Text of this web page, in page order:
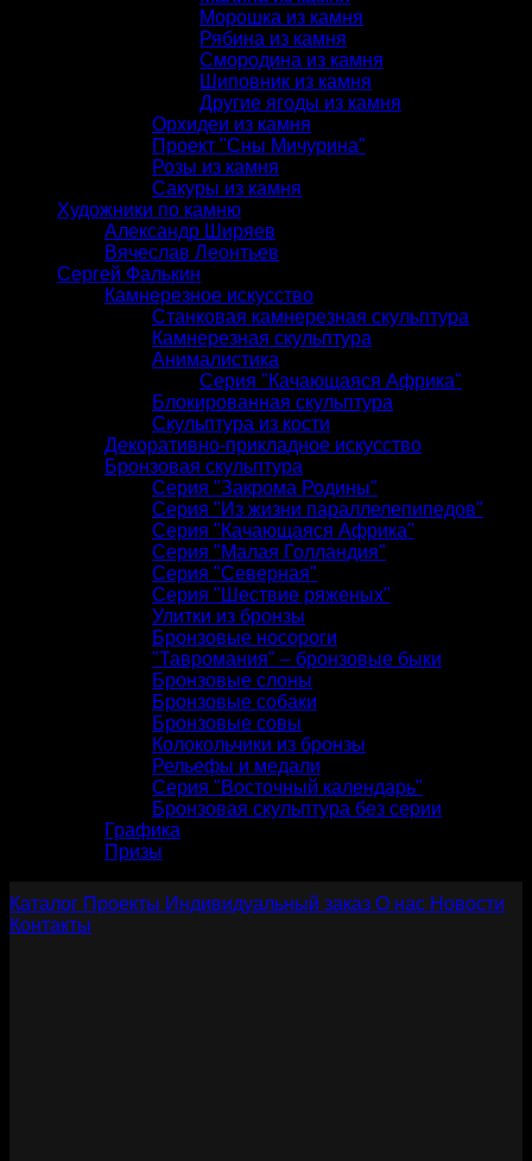
Морошка из камня
Рябина из камня
Смородина из камня
Шиповник из камня
Другие ягоды из камня
Орхидеи из камня
Проект "Сны Мичурина"
Розы из камня
Сакуры из камня
Художники по камню
Александр Ширяев
Вячеслав Леонтьев
Сергей Фалькин
Камнерезное искусство
Станковая камнерезная скульптура
Камнерезная скульптура
Анималистика
Серия "Качающаяся Африка"
Блокированная скульптура
Скульптура из кости
Декоративно-прикладное искусство
Бронзовая скульптура
Серия "Закрома Родины"
Серия "Из жизни параллелепипедов"
Серия "Качающаяся Африка"
Серия "Малая Голландия"
Серия "Северная"
Серия "Шествие ряженых"
Улитки из бронзы
Бронзовые носороги
"Тавромания" – бронзовые быки
Бронзовые слоны
Бронзовые собаки
Бронзовые совы
Колокольчики из бронзы
Рельефы и медали
Серия "Восточный календарь"
Бронзовая скульптура без серии
Графика
Призы
Каталог Проекты Индивидуальный заказ О нас Новости
Контакты